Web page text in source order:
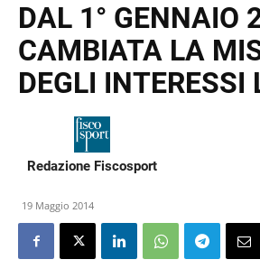
DAL 1° GENNAIO
CAMBIATA LA
DEGLI INTERESSI
Redazione Fiscosport
19 Maggio 2014